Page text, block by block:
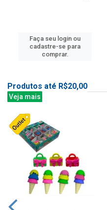
Faça seu login ou
cadastre-se para
comprar.
Produtos até R$20,00
Veja mais